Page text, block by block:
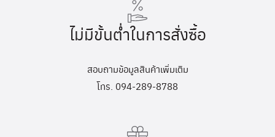
ไม่มีขั้นต่ำในการสั่งซื้อ
สอบถามข้อมูลสินค้าเพิ่มเติม
โทร. 094-289-8788